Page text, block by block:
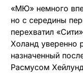
«МЮ» немного
но с середины
перехватил
Холанд уверенно
назначенный
Расмусом